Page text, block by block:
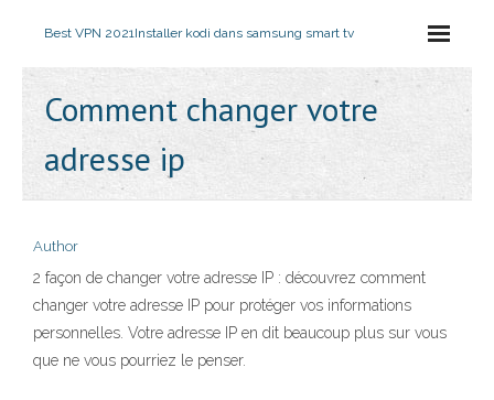
Best VPN 2021Installer kodi dans samsung smart tv
Comment changer votre
adresse ip
Author
2 façon de changer votre adresse IP : découvrez comment
changer votre adresse IP pour protéger vos informations
personnelles. Votre adresse IP en dit beaucoup plus sur vous
que ne vous pourriez le penser.